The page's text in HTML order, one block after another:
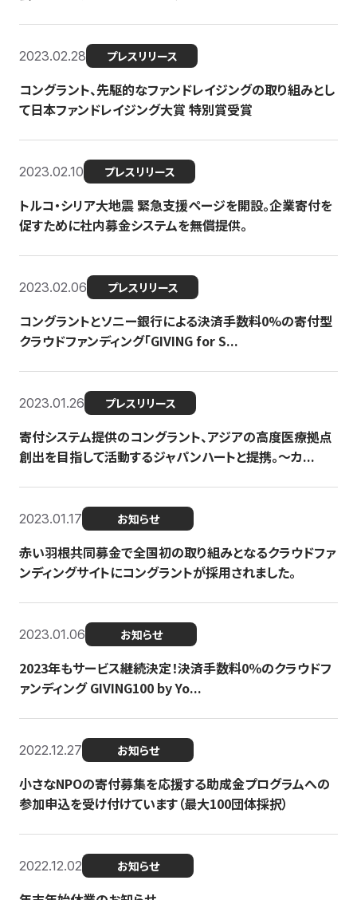
2023.02.28 プレスリリース
コングラント、先駆的なファンドレイジングの取り組みとし
て日本ファンドレイジング大賞 特別賞受賞
2023.02.10 プレスリリース
トルコ・シリア大地震 緊急支援ページを開設。企業寄付を
促すために社内募金システムを無償提供。
2023.02.06 プレスリリース
コングラントとソニー銀行による決済手数料0%の寄付型
クラウドファンディング「GIVING for S...
2023.01.26 プレスリリース
寄付システム提供のコングラント、アジアの高度医療拠点
創出を目指して活動するジャパンハートと提携。〜カ...
2023.01.17 お知らせ
赤い羽根共同募金で全国初の取り組みとなるクラウドファ
ンディングサイトにコングラントが採用されました。
2023.01.06 お知らせ
2023年もサービス継続決定！決済手数料0％のクラウドフ
ァンディング GIVING100 by Yo...
2022.12.27 お知らせ
小さなNPOの寄付募集を応援する助成金プログラムへの
参加申込を受け付けています（最大100団体採択）
2022.12.02 お知らせ